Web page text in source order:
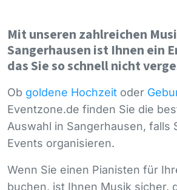
Mit unseren zahlreichen
Sangerhausen ist Ihnen ein
das Sie so schnell nicht
Ob goldene Hochzeit oder
Eventzone.de finden Sie die
Auswahl in Sangerhausen, falls
Events organisieren.
Wenn Sie einen Pianisten für
buchen, ist Ihnen Musik sicher,